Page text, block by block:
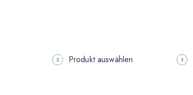
Produkt auswählen